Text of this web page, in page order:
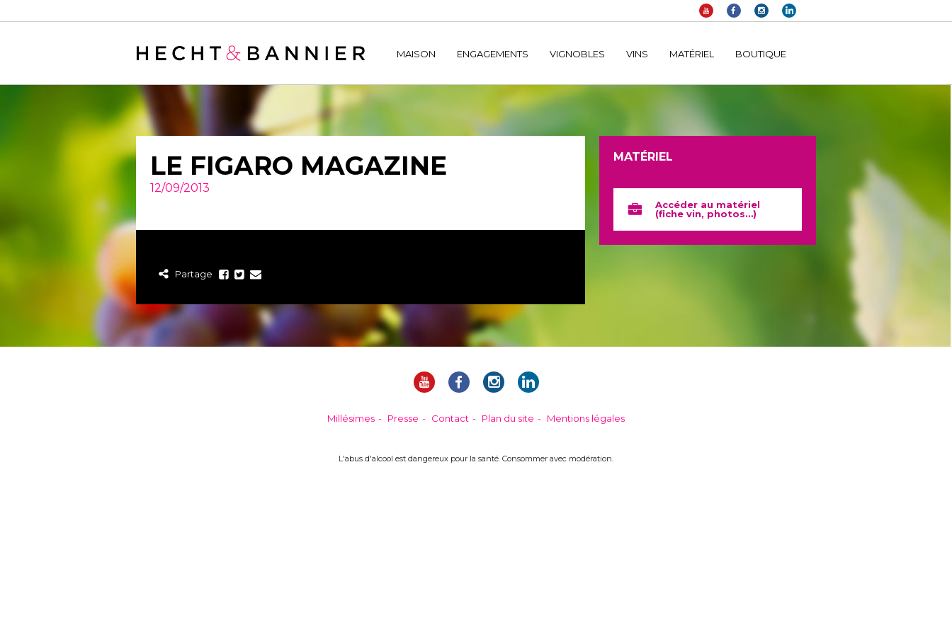
/home/hechtetb/hechtbannier.com/wp-content/plugins/duracelltomi-google-tag-manager/public/frontend.php
MAISON ENGAGEMENTS VIGNOBLES VINS MATÉRIEL BOUTIQUE
LE FIGARO MAGAZINE
12/09/2013
Partage
MATÉRIEL
Accéder au matériel
(fiche vin, photos…)
Millésimes Presse Contact Plan du site Mentions légales
L'abus d'alcool est dangereux pour la santé. Consommer avec modération.